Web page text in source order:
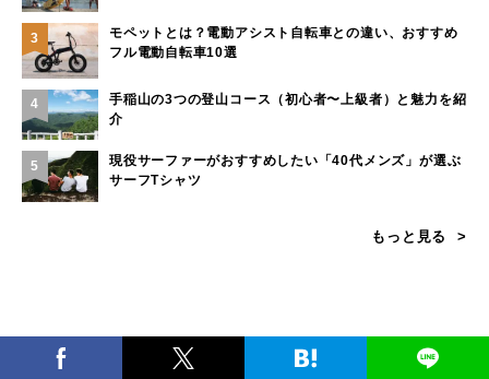
3
モペットとは？電動アシスト自転車との違い、おすすめ
フル電動自転車10選
4
手稲山の3つの登山コース（初心者〜上級者）と魅力を紹
介
5
現役サーファーがおすすめしたい「40代メンズ」が選ぶ
サーフTシャツ
もっと見る